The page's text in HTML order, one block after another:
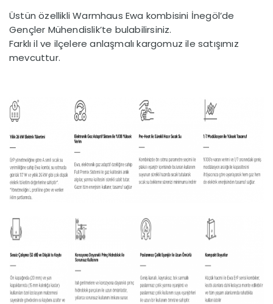
Üstün özellikli Warmhaus Ewa kombisini İnegöl’de
Gençler Mühendislik’te bulabilirsiniz.
Farklı il ve ilçelere anlaşmalı kargomuz ile satışımız
mevcuttur.